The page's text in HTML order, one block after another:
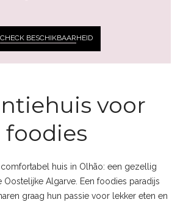
CHECK BESCHIKBAARHEID
voor
foodies
huis in Olhão: een gezellig
Algarve. Een foodies paradijs
graag hun passie voor lekker eten en